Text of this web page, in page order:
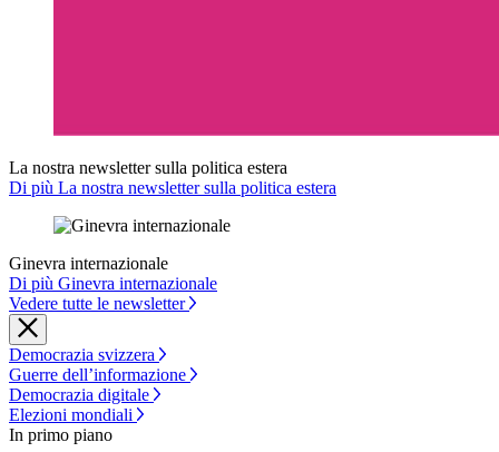
La nostra newsletter sulla politica estera
Di più La nostra newsletter sulla politica estera
Ginevra internazionale
Di più Ginevra internazionale
Vedere tutte le newsletter
Democrazia svizzera
Guerre dell’informazione
Democrazia digitale
Elezioni mondiali
In primo piano